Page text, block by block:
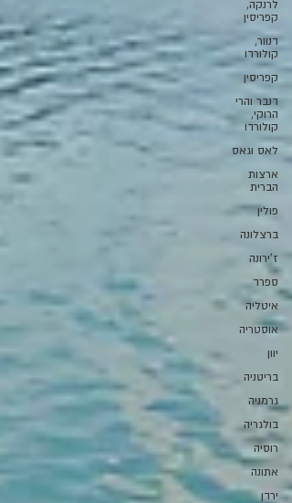
לרנקה,
קפריסין
דנוור,
קולורדו
קפריסין
דנבר והרי
הרוקי,
קולורדו
לאס וגאס
ארצות
הברית
פולין
ברצלונה
ז'ירונה
ספרד
איטליה
אוסטריה
יוון
בריטניה
גרמניה
בולגריה
רוסיה
אתונה
ירדן